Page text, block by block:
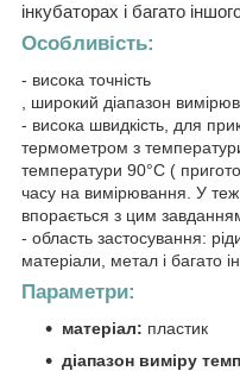
інкубаторах і багато
Особливість:
- висока точність
, широкий діапазон
- висока швидкість, для
термометром з
температури 90°C (
часу на вимірювання. У
впорається з цим
- область застосування:
матеріали, метал і багато
Параметри:
матеріал: пластик
діапазон виміру